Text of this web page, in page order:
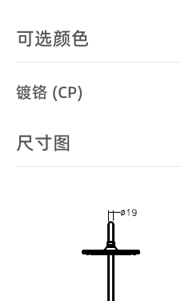
可选颜色
镀铬 (CP)
尺寸图